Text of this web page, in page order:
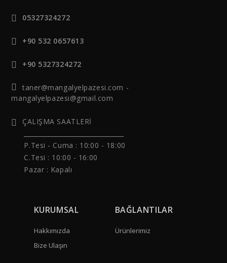
05327324272
+90 532 0657613
+90 5327324272
taner@mangalyelpazesi.com -
mangalyelpazesi@gmail.com
ÇALIŞMA SAATLERİ
P.Tesi - Cuma : 10:00 - 18:00
C.Tesi : 10:00 - 16:00
Pazar : Kapalı
KURUMSAL
Hakkımızda
Bize Ulaşın
BAĞLANTILAR
Ürünlerimiz